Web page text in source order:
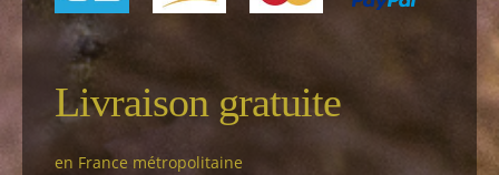
Livraison gratuite
en France métropolitaine